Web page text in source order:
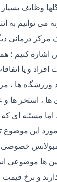
وظایف بسیار
توانیم به
درمانی
کنیم ؛
افراد و یا
ورزشگاه ها ،
، استخر ها و
مسئله ای که
این موضوع
ها موضوعی
و نرخ قیمت